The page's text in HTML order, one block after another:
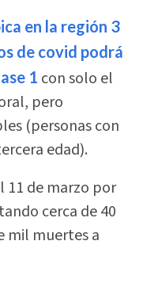
en la región 3
de covid podrá
1 con solo el
pero
(personas con
edad).
11 de marzo por
cerca de 40
mil muertes a